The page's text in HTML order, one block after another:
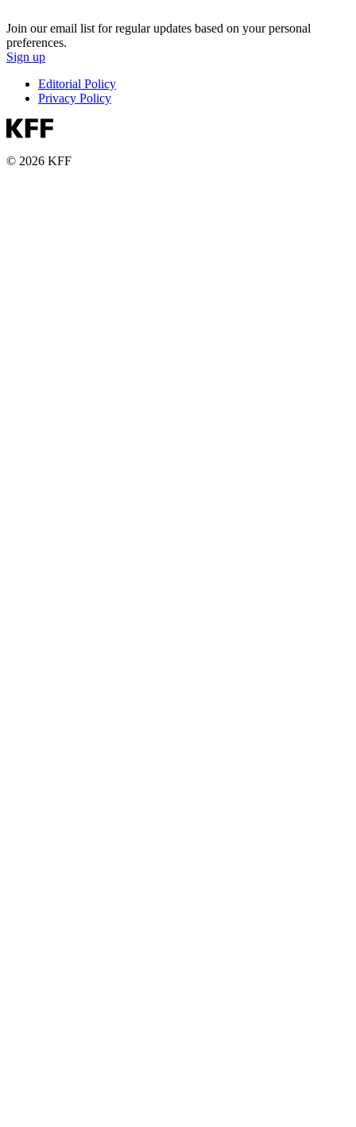
Join our email list for regular updates based on your personal
preferences.
Sign up
Editorial Policy
Privacy Policy
© 2026 KFF